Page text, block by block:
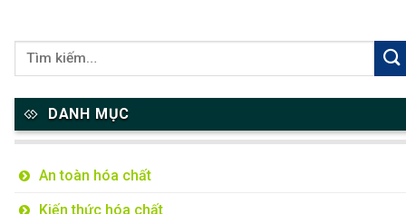
DANH MỤC
An toàn hóa chất
Kiến thức hóa chất